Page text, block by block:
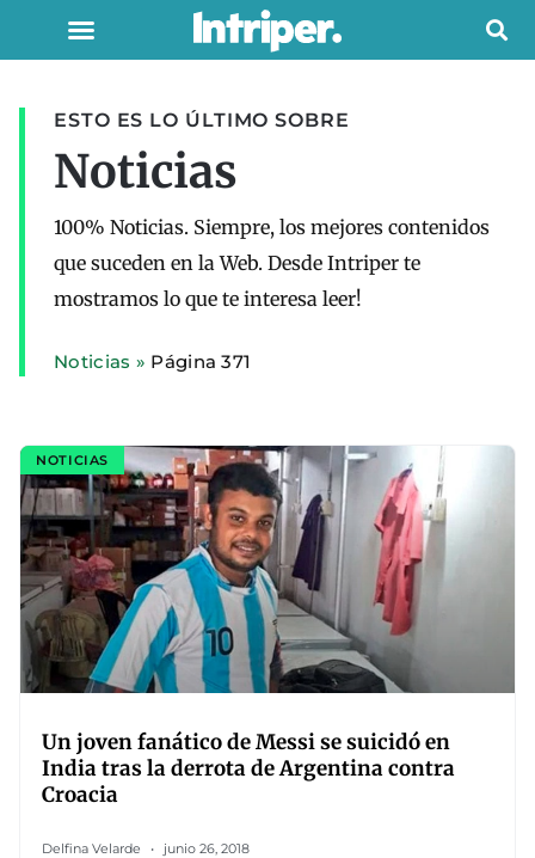
ESTO ES LO ÚLTIMO SOBRE
Noticias
100% Noticias. Siempre, los mejores contenidos
que suceden en la Web. Desde Intriper te
mostramos lo que te interesa leer!
Noticias » Página 371
NOTICIAS
Un joven fanático de Messi se suicidó en
India tras la derrota de Argentina contra
Croacia
Delfina Velarde junio 26, 2018